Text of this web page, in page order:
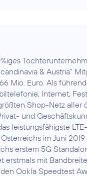
& Austria“
Mio. Euro. Als
Internet,
Shop-Netz
und
leistungsfähigste
im Juni
erstem 5G
mit
Ookla Speedtest